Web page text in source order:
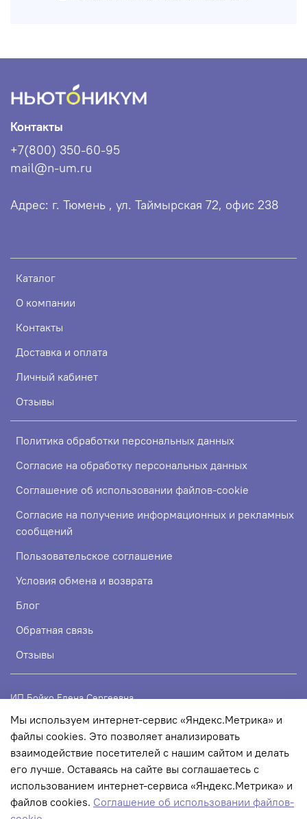
Каталог
О компании
Контакты
Доставка и оплата
Личный кабинет
Отзывы
Политика обработки персональных данных
Согласие на обработку персональных данных
Соглашение об использовании файлов-cookie
Согласие на получение информационных и рекламных
сообщений
Пользовательское соглашение
Условия обмена и возврата
Блог
Обратная связь
Отзывы
Контакты
+7(800) 350-60-95
mail@n-um.ru
Адрес: г. Тюмень , ул. Таймырская 72, офис 238
ИП Бойко Елена Сергеевна
ИНН 720319113307
ОГРНИП 324723200067956
© 2022 Любое использование контента без письменного
разрешения запрещено
Мы используем интернет-сервис «Яндекс.Метрика» и
файлы cookies. Это позволяет анализировать
взаимодействие посетителей с нашим сайтом и делать
его лучше. Оставаясь на сайте вы соглашаетесь с
использованием интернет-сервиса «Яндекс.Метрика» и
файлов cookies. Соглашение об использовании файлов-